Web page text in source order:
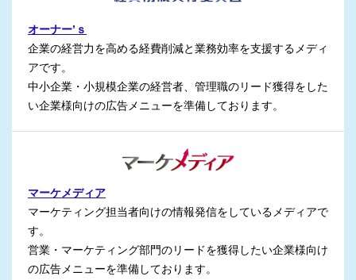
オーナー’ｓ
企業の経営⼒を⾼める経費削減と業務効率を⽀援するメディ
アです。
中小企業・小規模企業の経営者、管理職のリード獲得をした
い企業様向けの広告メニューを準備しております。
マーケメディア
マーケティング担当者向けの情報発信をしているメディアで
す。
営業・マーケティング部門のリードを獲得したい企業様向け
の広告メニューを準備しております。